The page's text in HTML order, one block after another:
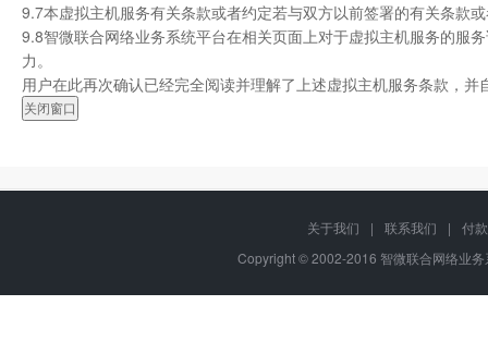
9.7本虚拟主机服务有关条款或者约定若与双方以前签署的有关条款
9.8智微联合网络业务系统平台在相关页面上对于虚拟主机服务的服
力。
用户在此再次确认已经完全阅读并理解了上述虚拟主机服务条款，
关于我们 | 联系我们 |
付
Copyright © 2002-2016 智微联合网络业